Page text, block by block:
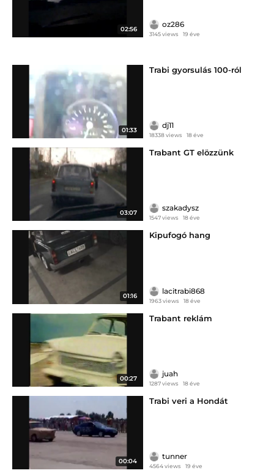
02:56
oz286
3145 views 19 éve
01:33
Trabi gyorsulás 100-ról
dj11
18338 views 18 éve
03:07
Trabant GT elözzünk
szakadysz
1547 views 18 éve
01:16
Kipufogó hang
lacitrabi868
1963 views 18 éve
00:27
Trabant reklám
juah
1287 views 18 éve
00:04
Trabi veri a Hondát
tunner
4564 views 19 éve